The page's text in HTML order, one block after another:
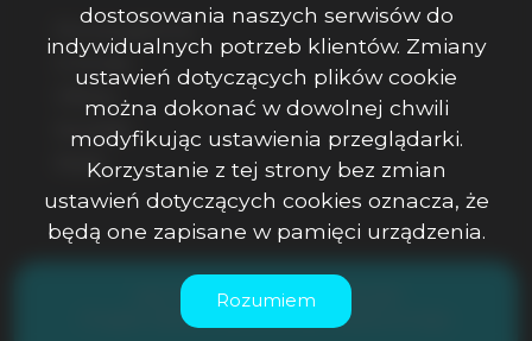
Strona główna
O firmie
Kontakt
Rodo
ASK Office Anna Skwarciak © 2026
Program dla biur nieruchomości
Galactica Virgo
dostosowania naszych serwisów do
indywidualnych potrzeb klientów. Zmiany
ustawień dotyczących plików cookie
można dokonać w dowolnej chwili
modyfikując ustawienia przeglądarki.
Korzystanie z tej strony bez zmian
ustawień dotyczących cookies oznacza, że
będą one zapisane w pamięci urządzenia.
Rozumiem